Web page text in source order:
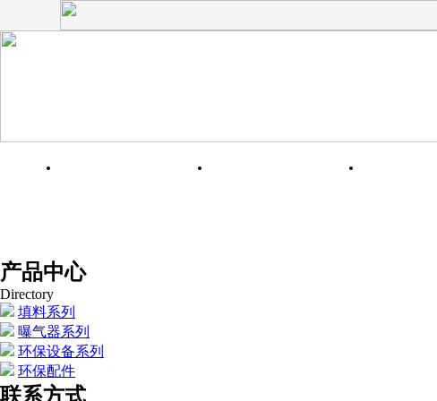
产品中心
Directory
填料系列
曝气器系列
环保设备系列
环保配件
联系方式